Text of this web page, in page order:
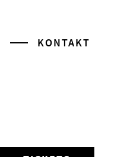
KONTAKT